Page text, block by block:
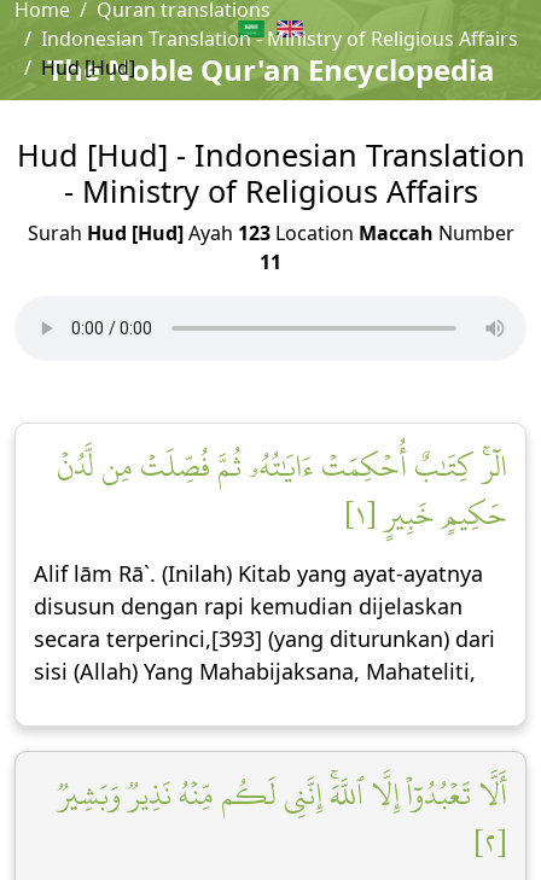
The Noble Qur'an Encyclopedia
Home
Quran translations
Indonesian Translation - Ministry of Religious Affairs
Hud [Hud]
Hud [Hud] - Indonesian Translation
- Ministry of Religious Affairs
Surah Hud [Hud]Ayah 123Location Maccah Number
11
الٓرۚ كِتَٰبٌ أُحۡكِمَتۡ ءَايَٰتُهُۥ ثُمَّ فُصِّلَتۡ مِن لَّدُنۡ
حَكِيمٍ خَبِيرٍ [١]
Alif lām Rā`. (Inilah) Kitab yang ayat-ayatnya
disusun dengan rapi kemudian dijelaskan
secara terperinci,[393] (yang diturunkan) dari
sisi (Allah) Yang Mahabijaksana, Mahateliti,
أَلَّا تَعۡبُدُوٓاْ إِلَّا ٱللَّهَۚ إِنَّنِي لَكُم مِّنۡهُ نَذِيرٞ وَبَشِيرٞ
[٢]